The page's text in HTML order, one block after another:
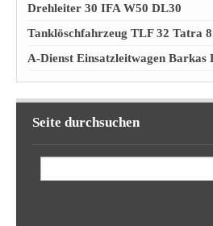
Drehleiter 30 IFA W50 DL30
Tanklöschfahrzeug TLF 32 Tatra
A-Dienst Einsatzleitwagen Barkas
Seite durchsuchen
nach: